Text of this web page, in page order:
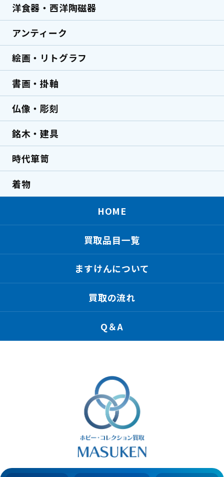
洋食器・西洋陶磁器
アンティーク
絵画・リトグラフ
書画・掛軸
仏像・彫刻
銘木・建具
時代箪笥
着物
HOME
買取品目一覧
ますけんについて
買取の流れ
Q＆A